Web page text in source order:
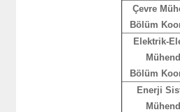
Çevre
Bölüm
Elektrik-
Bölüm
Enerji